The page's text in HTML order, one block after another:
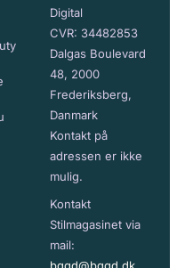
Digital
CVR: 34482853
Dalgas Boulevard
48, 2000
Frederiksberg,
Danmark
Kontakt på
adressen er ikke
mulig.
Kontakt
Stilmagasinet via
mail:
bggd@bggd.dk